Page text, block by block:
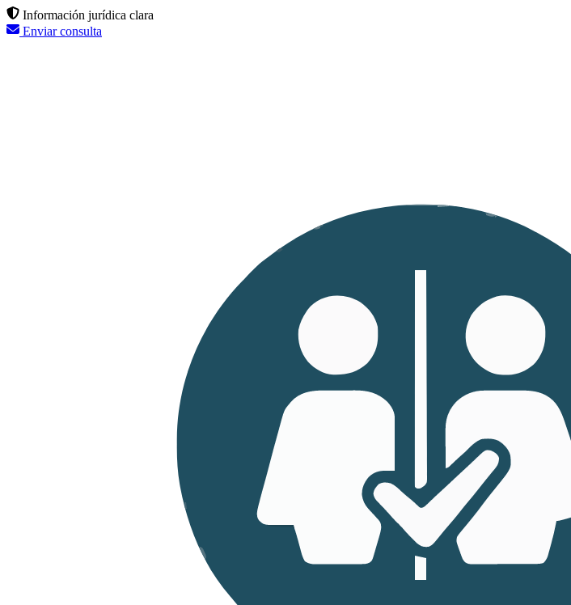
Información jurídica clara
Enviar consulta